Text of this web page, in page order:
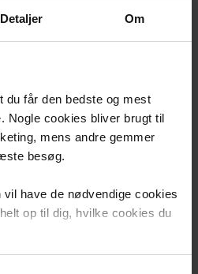
Detaljer Om
du får den bedste og mest
Nogle cookies bliver brugt til
mens andre gemmer
besøg.
have de nødvendige cookies
op til dig, hvilke cookies du
med en virksomhed, der
gælder den
for
databaser, der indeholder
Dette afhænger af, hvad
er, f.eks. spørgsmål om
reklamationer. Hvis du er
eller leverandører,